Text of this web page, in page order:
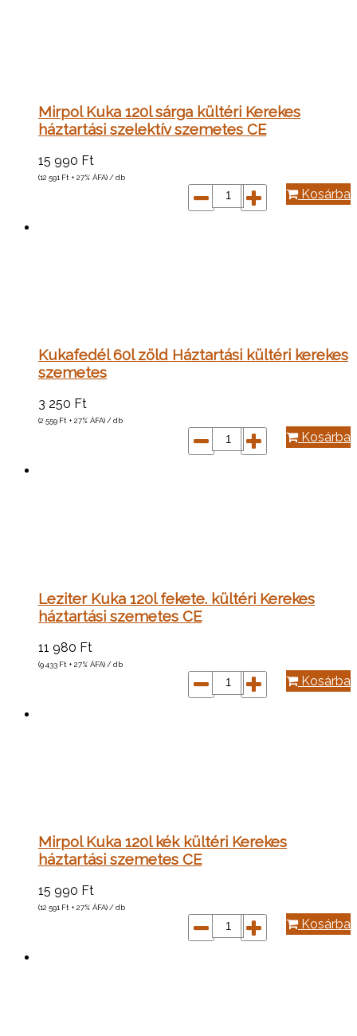
Mirpol Kuka 120l sárga kültéri Kerekes
háztartási szelektív szemetes CE
15 990 Ft
(12 591 Ft + 27% ÁFA) / db
Kosárba
Kukafedél 60l zöld Háztartási kültéri kerekes
szemetes
3 250 Ft
(2 559 Ft + 27% ÁFA) / db
Kosárba
Leziter Kuka 120l fekete. kültéri Kerekes
háztartási szemetes CE
11 980 Ft
(9 433 Ft + 27% ÁFA) / db
Kosárba
Mirpol Kuka 120l kék kültéri Kerekes
háztartási szemetes CE
15 990 Ft
(12 591 Ft + 27% ÁFA) / db
Kosárba